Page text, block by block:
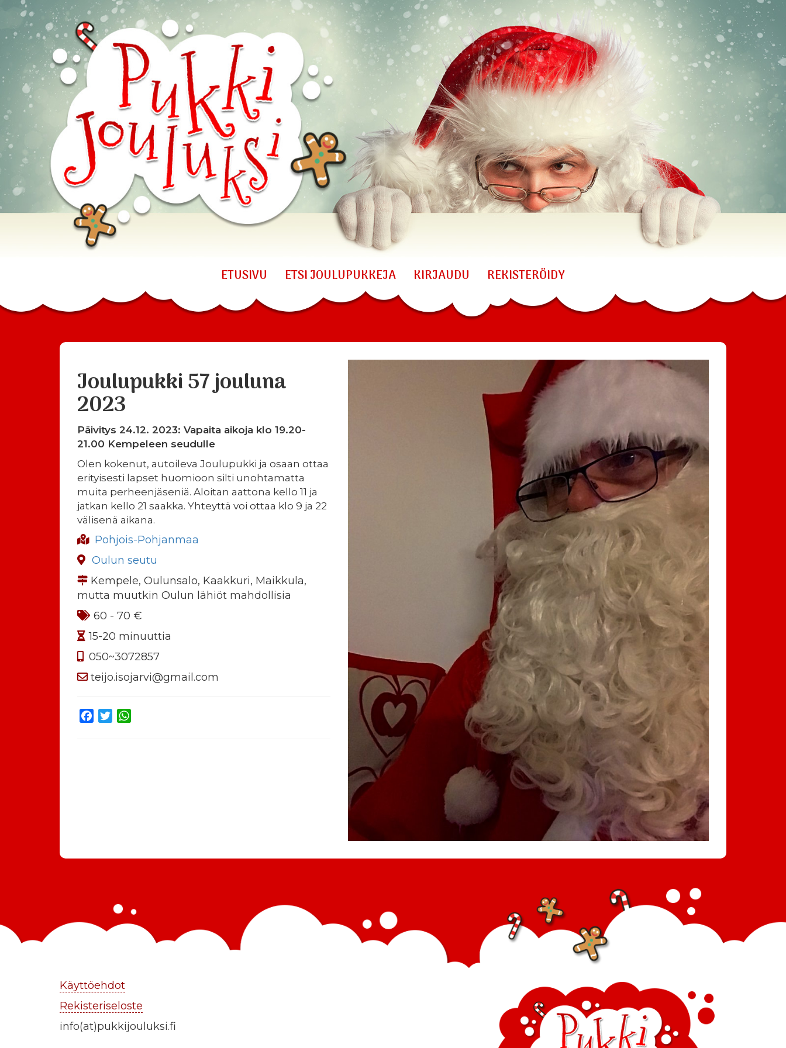
ETUSIVU ETSI JOULUPUKKEJA KIRJAUDU REKISTERÖIDY
Joulupukki 57 jouluna
2023
Päivitys 24.12. 2023: Vapaita aikoja klo 19.20-
21.00 Kempeleen seudulle
Olen kokenut, autoileva Joulupukki ja osaan ottaa
erityisesti lapset huomioon silti unohtamatta
muita perheenjäseniä. Aloitan aattona kello 11 ja
jatkan kello 21 saakka. Yhteyttä voi ottaa klo 9 ja 22
välisenä aikana.
Pohjois-Pohjanmaa
Oulun seutu
Kempele, Oulunsalo, Kaakkuri, Maikkula,
mutta muutkin Oulun lähiöt mahdollisia
60 - 70 €
15-20 minuuttia
050~3072857
teijo.isojarvi@gmail.com
Facebook
Twitter
Käyttöehdot
Rekisteriseloste
info(at)pukkijouluksi.fi